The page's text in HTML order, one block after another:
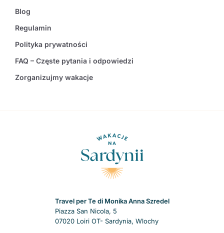
Blog
Regulamin
Polityka prywatności
FAQ – Częste pytania i odpowiedzi
Zorganizujmy wakacje
Travel per Te di Monika Anna Szredel
Piazza San Nicola, 5
07020 Loiri OT- Sardynia, Wlochy